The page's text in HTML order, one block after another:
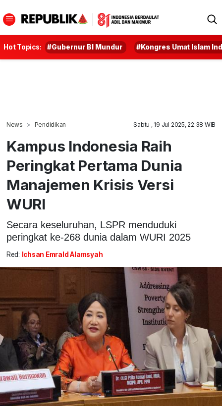
Hot Topics: #Gubernur BI Mundur #Kongres Umat Islam
News Pendidikan Sabtu , 19 Jul 2025, 22:38 WIB
Kampus Indonesia Raih
Peringkat Pertama Dunia
Manajemen Krisis Versi
WURI
Secara keseluruhan, LSPR menduduki
peringkat ke-268 dunia dalam WURI 2025
Red: Ichsan Emrald Alamsyah